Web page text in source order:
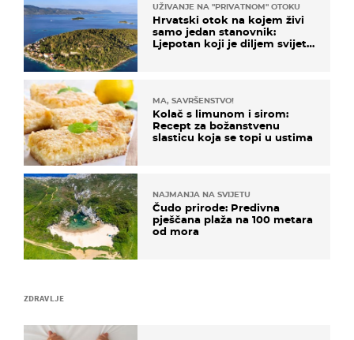
ZDRAVLJE
UŽIVANJE NA "PRIVATNOM" OTOKU
Hrvatski otok na kojem živi
samo jedan stanovnik:
Ljepotan koji je diljem svijeta
MA, SAVRŠENSTVO!
Kolač s limunom i sirom:
Recept za božanstvenu
slasticu koja se topi u ustima
NAJMANJA NA SVIJETU
Čudo prirode: Predivna
pješčana plaža na 100 metara
od mora